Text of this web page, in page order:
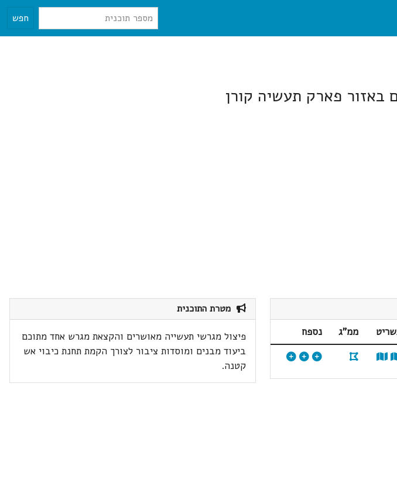
חפש
באזור פארק תעשיה קורן
ממ"ג
נספח
מטרת התוכנית
פיצול מגרשי תעשייה מאושרים והקצאת מגרש אחד מתוכם
ביעוד מבנים ומוסדות ציבור לצורך הקמת תחנת כיבוי אש
קטנה.